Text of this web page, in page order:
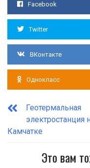
Facebook
Twitter
ВКонтакте
Однокласс
Геотермальная
электростанция
Камчатке
Это вам